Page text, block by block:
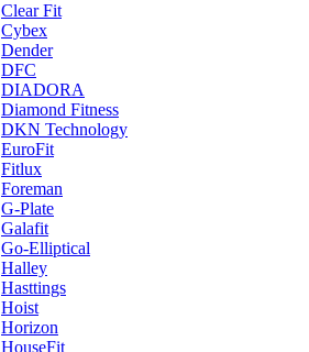
Clear Fit
Cybex
Dender
DFC
DIADORA
Diamond Fitness
DKN Technology
EuroFit
Fitlux
Foreman
G-Plate
Galafit
Go-Elliptical
Halley
Hasttings
Hoist
Horizon
HouseFit